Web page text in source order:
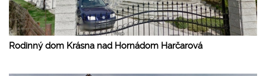
Rodinný dom Krásna nad Hornádom Harčarová